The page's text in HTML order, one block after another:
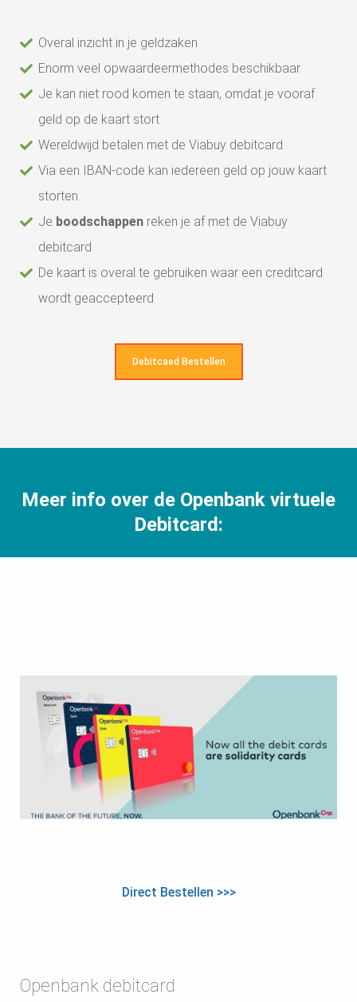
Overal inzicht in je geldzaken
Enorm veel opwaardeermethodes beschikbaar
Je kan niet rood komen te staan, omdat je vooraf
geld op de kaart stort
Wereldwijd betalen met de Viabuy debitcard
Via een IBAN-code kan iedereen geld op jouw kaart
storten
Je boodschappen reken je af met de Viabuy
debitcard
De kaart is overal te gebruiken waar een creditcard
wordt geaccepteerd
Debitcaed Bestellen
Meer info over de Openbank virtuele
Debitcard:
Direct Bestellen >>>
Openbank debitcard